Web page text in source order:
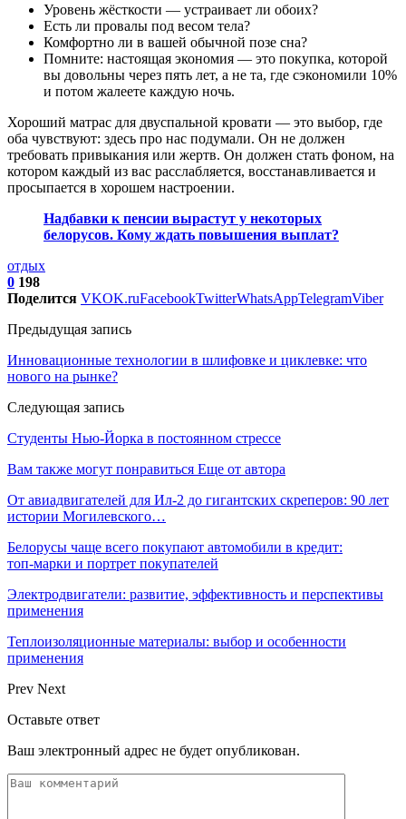
Уровень жёсткости — устраивает ли обоих?
Есть ли провалы под весом тела?
Комфортно ли в вашей обычной позе сна?
Помните: настоящая экономия — это покупка, которой
вы довольны через пять лет, а не та, где сэкономили 10%
и потом жалеете каждую ночь.
Хороший матрас для двуспальной кровати — это выбор, где
оба чувствуют: здесь про нас подумали. Он не должен
требовать привыкания или жертв. Он должен стать фоном, на
котором каждый из вас расслабляется, восстанавливается и
просыпается в хорошем настроении.
Надбавки к пенсии вырастут у некоторых
белорусов. Кому ждать повышения выплат?
отдых
0 198
Поделится VKOK.ruFacebookTwitterWhatsAppTelegramViber
Предыдущая запись
Инновационные технологии в шлифовке и циклевке: что
нового на рынке?
Следующая запись
Студенты Нью-Йорка в постоянном стрессе
Вам также могут понравиться Еще от автора
От авиадвигателей для Ил-2 до гигантских скреперов: 90 лет
истории Могилевского…
Белорусы чаще всего покупают автомобили в кредит:
топ‑марки и портрет покупателей
Электродвигатели: развитие, эффективность и перспективы
применения
Теплоизоляционные материалы: выбор и особенности
применения
Prev Next
Оставьте ответ
Ваш электронный адрес не будет опубликован.